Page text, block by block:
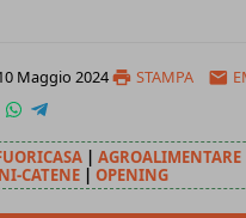
Maggio 2024 STAMPA
| AGROALIMENTARE
CATENE | OPENING